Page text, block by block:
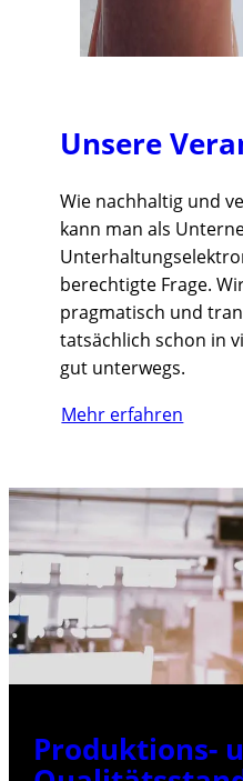
Unsere
Wie nachhaltig und
kann man als
berechtigte Frage.
pragmatisch und
tatsächlich schon in
gut unterwegs.
Mehr erfahren
Produktions-